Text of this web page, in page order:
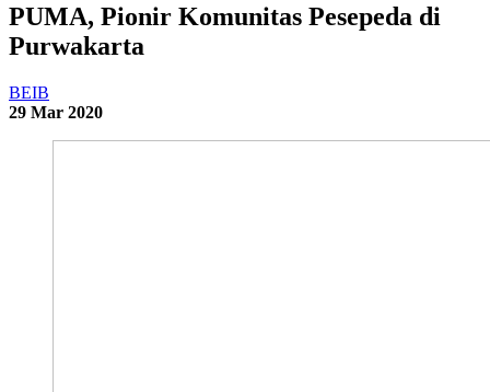
PUMA, Pionir Komunitas Pesepeda di
Purwakarta
BEIB
29 Mar 2020